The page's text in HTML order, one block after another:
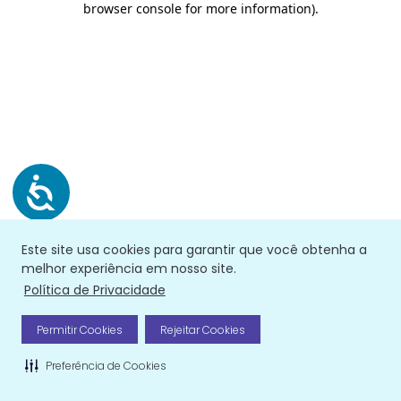
Este site usa cookies para garantir que você obtenha a
melhor experiência em nosso site.
Política de Privacidade
Permitir Cookies Rejeitar Cookies
Preferência de Cookies
browser console for more information).